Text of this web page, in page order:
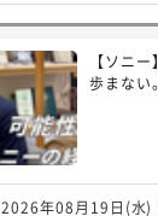
【ソニ
歩まない
2026年08月19日(水)